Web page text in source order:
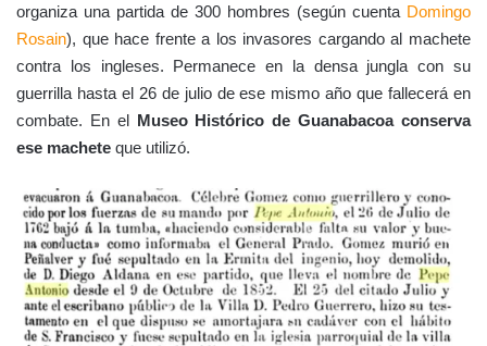
organiza una partida de 300 hombres (según cuenta Domingo
Rosain), que hace frente a los invasores cargando al machete
contra los ingleses. Permanece en la densa jungla con su
guerrilla hasta el 26 de julio de ese mismo año que fallecerá en
combate. En el Museo Histórico de Guanabacoa conserva
ese machete que utilizó.